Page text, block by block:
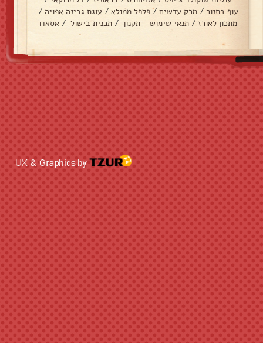
עוף בתנור / מרק עדשים / פלפל ממולא / עוגת גבינה אפויה /
מתכון לאורז / תנאי שימוש - תקנון / תכנית בישול / אסאדו